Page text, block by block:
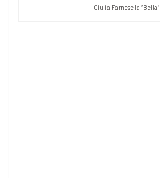
Giulia Farnese la “Bella”